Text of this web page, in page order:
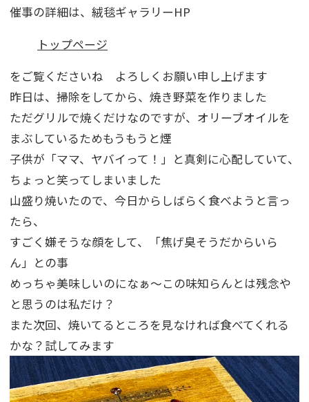
催事の詳細は、絨毯ギャラリーHP
トップページ
をご覧くださいね よろしくお願い申し上げます
昨日は、掃除をしてから、焼き野菜を作りました
ただグリルで焼くだけなのですが、オリーブオイルを
まぶしているためもうもうと煙
子供が「ママ、ヤバイって！」と真剣に心配していて、
ちょっと笑ってしまいました
山盛り焼いたので、今日からしばらく食べようと言っ
たら、
すごく嫌そうな顔をして、「焦げ臭そうだからいら
ん」との事
めっちゃ美味しいのになぁ～この味知らんとは残念や
と思うのは私だけ？
また次回、焼いてるところを見なければ食べてくれる
かな？試してみます